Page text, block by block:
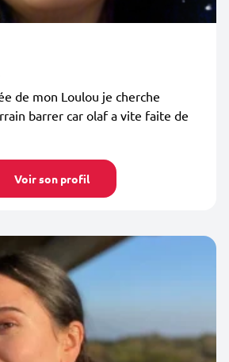
de mon Loulou je cherche
barrer car olaf a vite faite de
Voir son profil